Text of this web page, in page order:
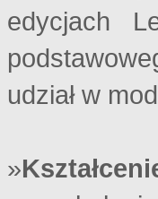
edycjach
udział w
»